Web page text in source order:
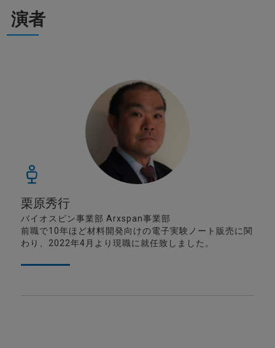
演者
栗原秀行
バイオスピン事業部 Arxspan事業部
前職で10年ほど材料開発向けの電子実験ノート販売に関
わり、2022年4月より現職に就任致しました。